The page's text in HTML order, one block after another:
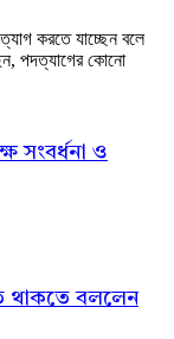
করতে যাচ্ছেন বলে
পদত্যাগের কোনো
সংবর্ধনা ও
থাকতে বললেন